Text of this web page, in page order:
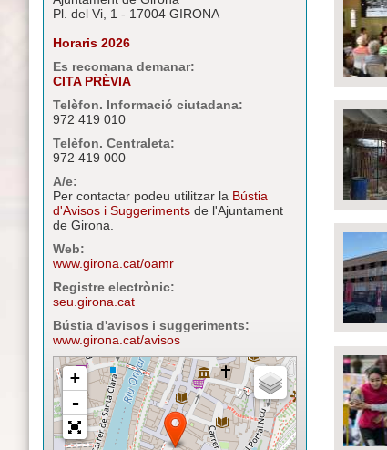
Pl. del Vi, 1 - 17004 GIRONA
Horaris 2026
Es recomana demanar:
CITA PRÈVIA
Telèfon. Informació ciutadana:
972 419 010
Telèfon. Centraleta:
972 419 000
A/e:
Per contactar podeu utilitzar la Bústia
d'Avisos i Suggeriments de l'Ajuntament
de Girona.
Web:
www.girona.cat/oamr
Registre electrònic:
seu.girona.cat
Bústia d'avisos i suggeriments:
www.girona.cat/avisos